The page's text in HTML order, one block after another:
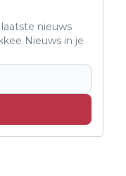
nieuws
Nieuws in je